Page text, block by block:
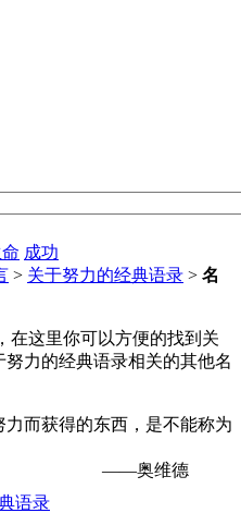
成功
> 关于努力的经典语录 > 名
在这里你可以方便的找到关
力的经典语录相关的其他名
而获得的东西，是不能称为
——奥维德
语录